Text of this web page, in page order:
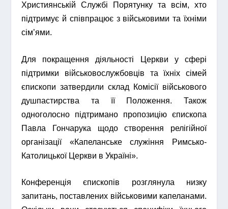
Християнській Службі Порятунку та всім, хто
підтримує й співпрацює з військовими та їхніми
сім’ями.
Для покращення діяльності Церкви у сфері
підтримки військовослужбовців та їхніх сімей
єпископи затвердили склад Комісії військового
душпастирства та її Положення. Також
одноголосно підтримано пропозицію єпископа
Павла Гончарука щодо створення релігійної
організації «Капеланське служіння Римсько-
Католицької Церкви в Україні».
Конференція єпископів розглянула низку
запитань, поставлених військовими капеланами.